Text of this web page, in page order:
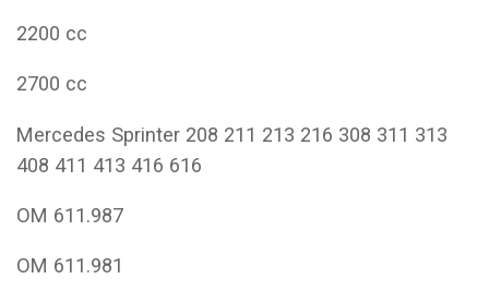
2200 cc
2700 cc
Mercedes Sprinter 208 211 213 216 308 311 313
408 411 413 416 616
OM 611.987
OM 611.981